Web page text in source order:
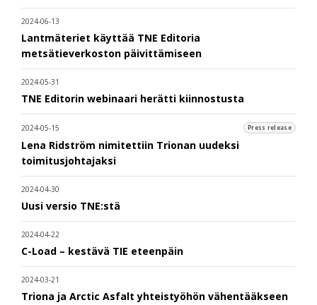
2024-06-13
Lantmäteriet käyttää TNE Editoria
metsätieverkoston päivittämiseen
2024-05-31
TNE Editorin webinaari herätti kiinnostusta
2024-05-15 Press release
Lena Ridström nimitettiin Trionan uudeksi
toimitusjohtajaksi
2024-04-30
Uusi versio TNE:stä
2024-04-22
C-Load – kestävä TIE eteenpäin
2024-03-21
Triona ja Arctic Asfalt yhteistyöhön vähentääkseen